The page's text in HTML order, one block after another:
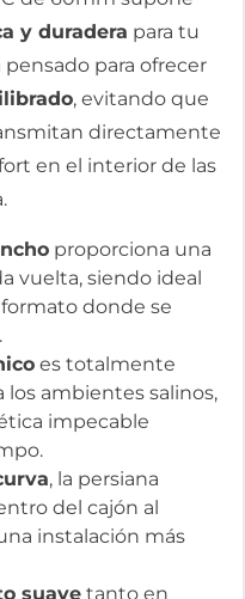
y duradera para tu
para ofrecer
, evitando que
directamente
en el interior de las
proporciona una
vuelta, siendo ideal
donde se
es totalmente
los ambientes salinos,
impecable
, la persiana
del cajón al
instalación más
suave tanto en